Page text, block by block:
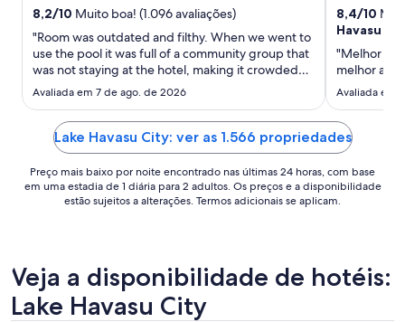
estadia
de
18
ago.
a
19
de
ago..
8,2/10 Muito boa! (1.096 avaliações)
"Room was outdated and filthy. When we went to
use the pool it was full of a community group that
was not staying at the hotel, making it crowded
for guests to use. The hotel charged me for pool
towels I returned."
Avaliada em 7 de ago. de 2026
8,4/10
Havasu
"Melhor
melhor
Avaliada em
Lake Havasu City: ver as 1.566 propriedades
Preço mais baixo por noite encontrado nas últimas 24 horas, com base
em uma estadia de 1 diária para 2 adultos. Os preços e a disponibilidade
estão sujeitos a alterações. Termos adicionais se aplicam.
Veja a disponibilidade de hotéis:
Lake Havasu City